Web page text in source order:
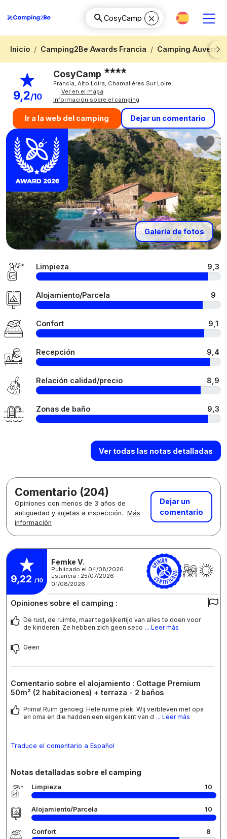
Inicio Camping2Be Awards Francia
Camping Auvernia
Next
9,2/10
CosyCamp
Francia, Alto Loira, Chamalières Sur Loire
Ver en el mapa
Información sobre el camping
Ir a la web del camping Dejar un comentario
Galería de fotos
Limpieza 9,3
Alojamiento/Parcela 9
Confort 9,1
Recepción 9,4
Relación calidad/precio 8,9
Zonas de baño 9,3
Ver todas las notas detalladas
Comentario (204)
Opiniones con menos de 3 años de
antigüedad y sujetas a inspección. Más
información
Dejar un
comentario
9,22 /10
Femke V.
Publicado el 04/08/2026
Estancia : 25/07/2026 -
01/08/2026
Opiniones sobre el camping :
De rust, de ruimte, maar tegelijkertijd van alles te doen voor
de kinderen. Ze hebben zich geen seco ... Leer más
Geen
Comentario sobre el alojamiento : Cottage Premium
50m² (2 habitaciones) + terraza - 2 baños
Prima! Ruim genoeg. Hele ruime plek. Wij verbleven met opa
en oma en die hadden een eigen kant van d ... Leer más
Traduce el comentario a Español
Notas detalladas sobre el camping
Limpieza 10
Alojamiento/Parcela 10
Confort 8